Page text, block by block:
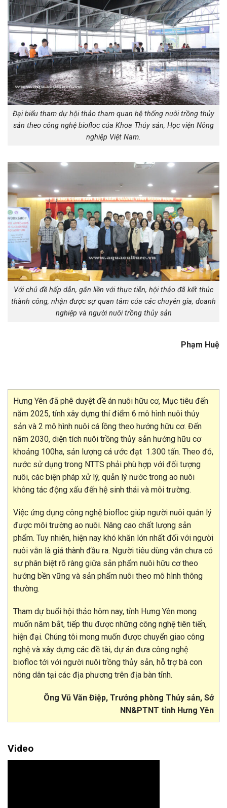
Đại biểu tham dự hội thảo tham quan hệ thống nuôi trồng thủy
sản theo công nghệ biofloc của Khoa Thủy sản, Học viện Nông
nghiệp Việt Nam.
Với chủ đề hấp dẫn, gắn liền với thực tiễn, hội thảo đã kết thúc
thành công, nhận được sự quan tâm của các chuyên gia, doanh
nghiệp và người nuôi trồng thủy sản
Phạm Huệ
Hưng Yên đã phê duyệt đề án nuôi hữu cơ, Mục tiêu đến
năm 2025, tỉnh xây dựng thí điểm 6 mô hình nuôi thủy
sản và 2 mô hình nuôi cá lồng theo hướng hữu cơ. Đến
năm 2030, diện tích nuôi trồng thủy sản hướng hữu cơ
khoảng 100ha, sản lượng cá ước đạt 1.300 tấn. Theo đó,
nước sử dụng trong NTTS phải phù hợp với đối tượng
nuôi, các biện pháp xử lý, quản lý nước trong ao nuôi
không tác động xấu đến hệ sinh thái và môi trường.
Việc ứng dụng công nghệ biofloc giúp người nuôi quản lý
được môi trường ao nuôi. Nâng cao chất lượng sản
phẩm. Tuy nhiên, hiện nay khó khăn lớn nhất đối với người
nuôi vẫn là giá thành đầu ra. Người tiêu dùng vẫn chưa có
sự phân biệt rõ ràng giữa sản phẩm nuôi hữu cơ theo
hướng bền vững và sản phẩm nuôi theo mô hình thông
thường.
Tham dự buổi hội thảo hôm nay, tỉnh Hưng Yên mong
muốn năm bắt, tiếp thu được những công nghệ tiên tiến,
hiện đại. Chúng tôi mong muốn được chuyển giao công
nghệ và xây dựng các đề tài, dự án đưa công nghệ
biofloc tới với người nuôi trồng thủy sản, hỗ trợ bà con
nông dân tại các địa phương trên địa bàn tỉnh.
Ông Vũ Văn Điệp, Trưởng phòng Thủy sản, Sở
NN&PTNT tỉnh Hưng Yên
Video